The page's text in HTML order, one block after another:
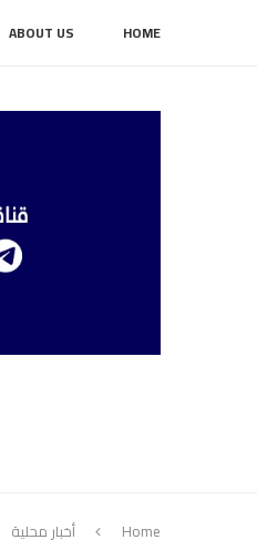
HOME
ABOUT US
Home أخبار محلية